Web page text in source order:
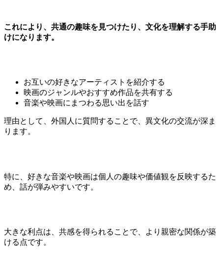
これにより、共通の趣味を見つけたり、文化を理解する手助
けになります。
お互いの好きなアーティストを紹介する
映画のジャンルやおすすめ作品を共有する
音楽や映画にまつわる思い出を話す
理由として、外国人に質問することで、異文化の交流が深ま
ります。
特に、好きな音楽や映画は個人の趣味や価値観を反映するた
め、話が弾みやすいです。
大きな利点は、共感を得られることで、より親密な関係が築
ける点です。